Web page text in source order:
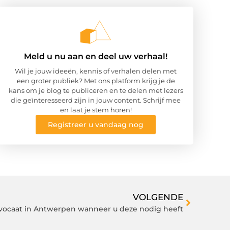
Meld u nu aan en deel uw verhaal!
Wil je jouw ideeën, kennis of verhalen delen met
een groter publiek? Met ons platform krijg je de
kans om je blog te publiceren en te delen met lezers
die geïnteresseerd zijn in jouw content. Schrijf mee
en laat je stem horen!
Registreer u vandaag nog
VOLGENDE
in Antwerpen wanneer u deze nodig heeft